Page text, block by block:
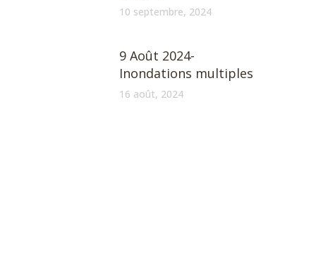
10 septembre, 2024
9 Août 2024-
Inondations multiples
16 août, 2024